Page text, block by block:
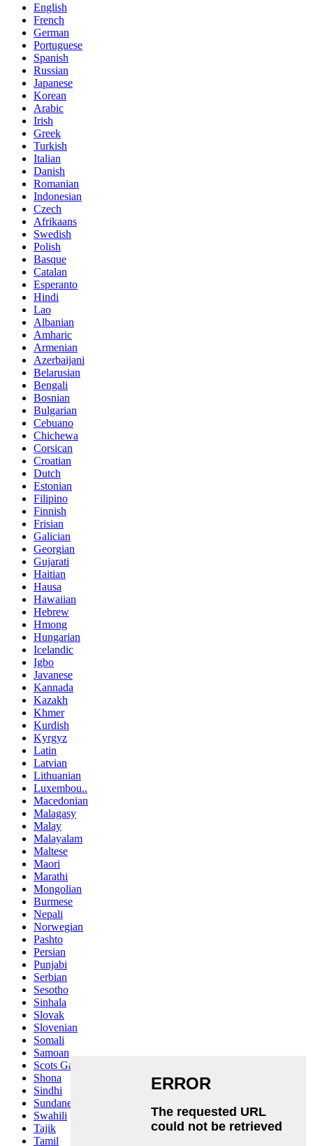
English
French
German
Portuguese
Spanish
Russian
Japanese
Korean
Arabic
Irish
Greek
Turkish
Italian
Danish
Romanian
Indonesian
Czech
Afrikaans
Swedish
Polish
Basque
Catalan
Esperanto
Hindi
Lao
Albanian
Amharic
Armenian
Azerbaijani
Belarusian
Bengali
Bosnian
Bulgarian
Cebuano
Chichewa
Corsican
Croatian
Dutch
Estonian
Filipino
Finnish
Frisian
Galician
Georgian
Gujarati
Haitian
Hausa
Hawaiian
Hebrew
Hmong
Hungarian
Icelandic
Igbo
Javanese
Kannada
Kazakh
Khmer
Kurdish
Kyrgyz
Latin
Latvian
Lithuanian
Luxembou..
Macedonian
Malagasy
Malay
Malayalam
Maltese
Maori
Marathi
Mongolian
Burmese
Nepali
Norwegian
Pashto
Persian
Punjabi
Serbian
Sesotho
Sinhala
Slovak
Slovenian
Somali
Samoan
Scots Gaelic
Shona
Sindhi
Sundanese
Swahili
Tajik
Tamil